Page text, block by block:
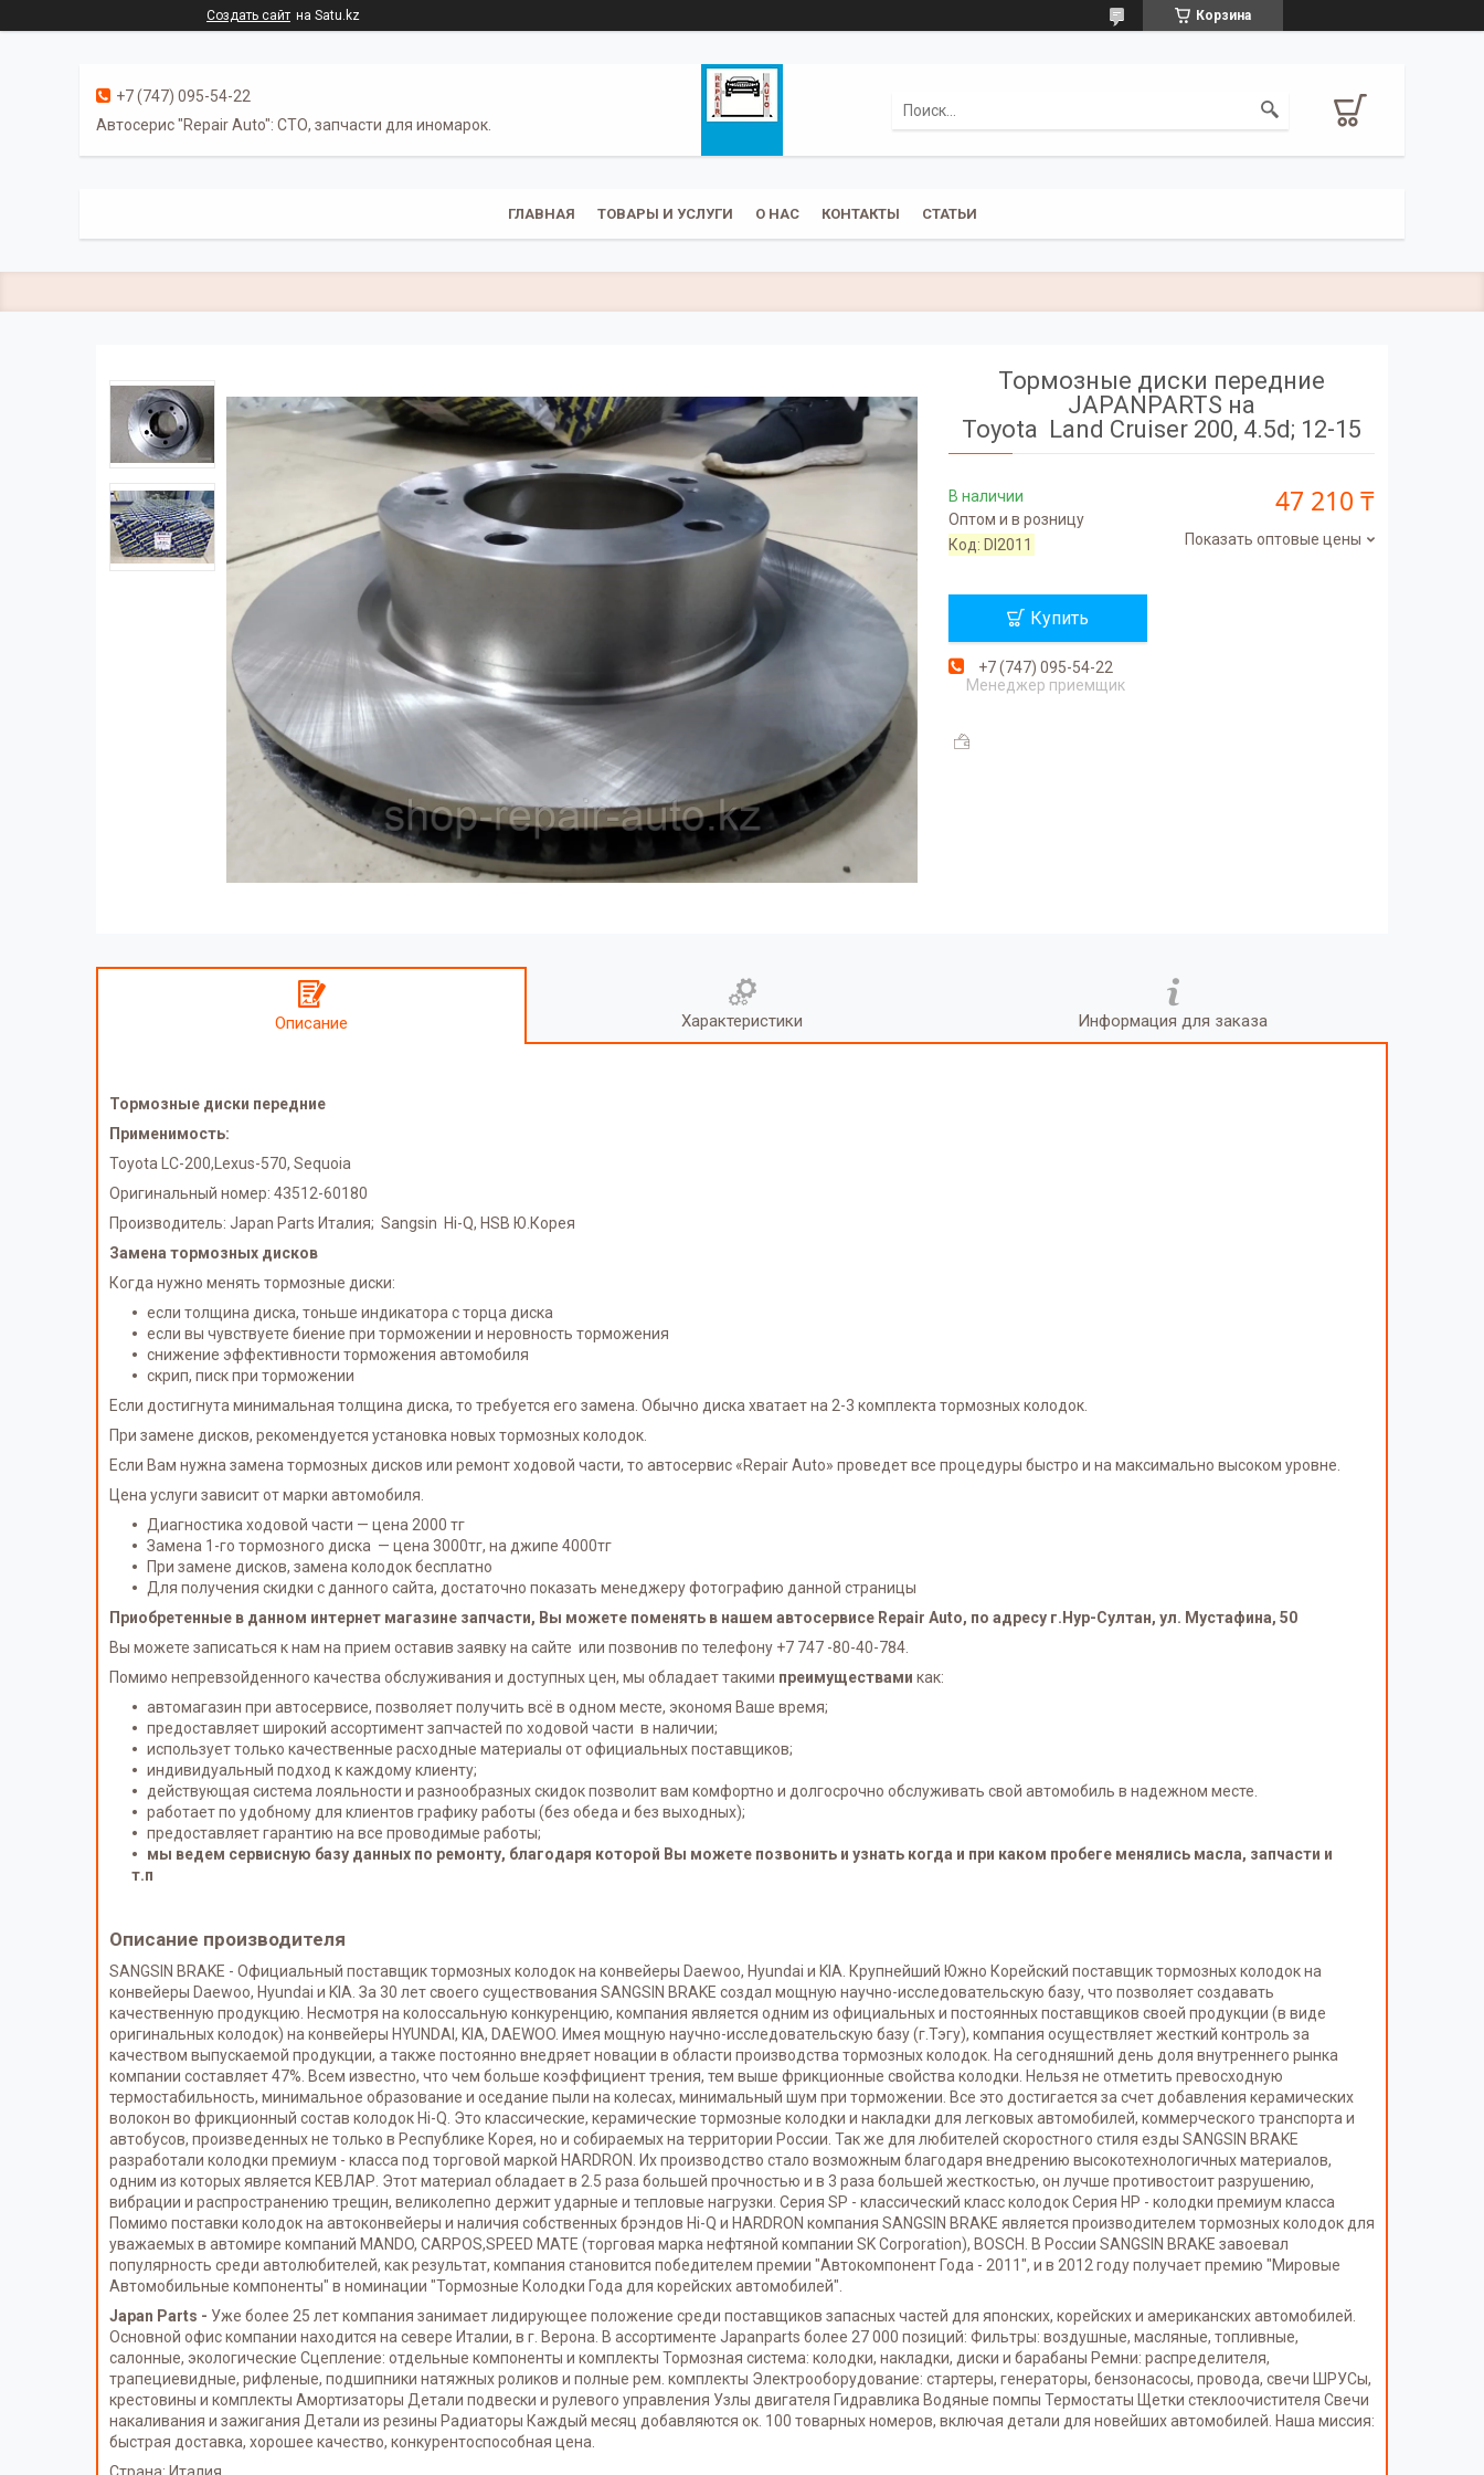
Создать сайт на Satu.kz Корзина
+7 (747) 095-54-22
Автосерис "Repair Auto": СТО, запчасти для иномарок.
ГЛАВНАЯ ТОВАРЫ И УСЛУГИ О НАС КОНТАКТЫ СТАТЬИ
Тормозные диски передние
JAPANPARTS на
Toyota Land Cruiser 200, 4.5d; 12-15
В наличии
Оптом и в розницу
Код: DI2011
47 210 ₸
Показать оптовые цены
Купить
+7 (747) 095-54-22
Менеджер приемщик
Описание Характеристики Информация для заказа
Тормозные диски передние
Применимость:
Toyota LC-200,Lexus-570, Sequoia
Оригинальный номер: 43512-60180
Производитель: Japan Parts Италия; Sangsin Hi-Q, HSB Ю.Корея
Замена тормозных дисков
Когда нужно менять тормозные диски:
если толщина диска, тоньше индикатора с торца диска
если вы чувствуете биение при торможении и неровность торможения
снижение эффективности торможения автомобиля
скрип, писк при торможении
Если достигнута минимальная толщина диска, то требуется его замена. Обычно диска хватает на 2-3 комплекта тормозных колодок.
При замене дисков, рекомендуется установка новых тормозных колодок.
Если Вам нужна замена тормозных дисков или ремонт ходовой части, то автосервис «Repair Auto» проведет все процедуры быстро и на максимально высоком уровне.
Цена услуги зависит от марки автомобиля.
Диагностика ходовой части — цена 2000 тг
Замена 1-го тормозного диска — цена 3000тг, на джипе 4000тг
При замене дисков, замена колодок бесплатно
Для получения скидки с данного сайта, достаточно показать менеджеру фотографию данной страницы
Приобретенные в данном интернет магазине запчасти, Вы можете поменять в нашем автосервисе Repair Auto, по адресу г.Нур-Султан, ул. Мустафина, 50
Вы можете записаться к нам на прием оставив заявку на сайте или позвонив по телефону +7 747 -80-40-784.
Помимо непревзойденного качества обслуживания и доступных цен, мы обладает такими преимуществами как:
автомагазин при автосервисе, позволяет получить всё в одном месте, экономя Ваше время;
предоставляет широкий ассортимент запчастей по ходовой части в наличии;
использует только качественные расходные материалы от официальных поставщиков;
индивидуальный подход к каждому клиенту;
действующая система лояльности и разнообразных скидок позволит вам комфортно и долгосрочно обслуживать свой автомобиль в надежном месте.
работает по удобному для клиентов графику работы (без обеда и без выходных);
предоставляет гарантию на все проводимые работы;
мы ведем сервисную базу данных по ремонту, благодаря которой Вы можете позвонить и узнать когда и при каком пробеге менялись масла, запчасти и
т.п
Описание производителя
SANGSIN BRAKE - Официальный поставщик тормозных колодок на конвейеры Daewoo, Hyundai и KIA. Крупнейший Южно Корейский поставщик тормозных колодок на
конвейеры Daewoo, Hyundai и KIA. За 30 лет своего существования SANGSIN BRAKE создал мощную научно-исследовательскую базу, что позволяет создавать
качественную продукцию. Несмотря на колоссальную конкуренцию, компания является одним из официальных и постоянных поставщиков своей продукции (в виде
оригинальных колодок) на конвейеры HYUNDAI, KIA, DAEWOO. Имея мощную научно-исследовательскую базу (г.Тэгу), компания осуществляет жесткий контроль за
качеством выпускаемой продукции, а также постоянно внедряет новации в области производства тормозных колодок. На сегодняшний день доля внутреннего рынка
компании составляет 47%. Всем известно, что чем больше коэффициент трения, тем выше фрикционные свойства колодки. Нельзя не отметить превосходную
термостабильность, минимальное образование и оседание пыли на колесах, минимальный шум при торможении. Все это достигается за счет добавления керамических
волокон во фрикционный состав колодок Hi-Q. Это классические, керамические тормозные колодки и накладки для легковых автомобилей, коммерческого транспорта и
автобусов, произведенных не только в Республике Корея, но и собираемых на территории России. Так же для любителей скоростного стиля езды SANGSIN BRAKE
разработали колодки премиум - класса под торговой маркой HАRDRON. Их производство стало возможным благодаря внедрению высокотехнологичных материалов,
одним из которых является КЕВЛАР. Этот материал обладает в 2.5 раза большей прочностью и в 3 раза большей жесткостью, он лучше противостоит разрушению,
вибрации и распространению трещин, великолепно держит ударные и тепловые нагрузки. Серия SP - классический класс колодок Серия HP - колодки премиум класса
Помимо поставки колодок на автоконвейеры и наличия собственных брэндов Hi-Q и HARDRON компания SANGSIN BRAKE является производителем тормозных колодок для
уважаемых в автомире компаний MANDO, CARPOS,SPEED MATE (торговая марка нефтяной компании SK Corporation), BOSCH. В России SANGSIN BRAKE завоевал
популярность среди автолюбителей, как результат, компания становится победителем премии "Автокомпонент Года - 2011", и в 2012 году получает премию "Мировые
Автомобильные компоненты" в номинации "Тормозные Колодки Года для корейских автомобилей".
Japan Parts - Уже более 25 лет компания занимает лидирующее положение среди поставщиков запасных частей для японских, корейских и американских автомобилей.
Основной офис компании находится на севере Италии, в г. Верона. В ассортименте Japanparts более 27 000 позиций: Фильтры: воздушные, масляные, топливные,
салонные, экологические Сцепление: отдельные компоненты и комплекты Тормозная система: колодки, накладки, диски и барабаны Ремни: распределителя,
трапециевидные, рифленые, подшипники натяжных роликов и полные рем. комплекты Электрооборудование: стартеры, генераторы, бензонасосы, провода, свечи ШРУСы,
крестовины и комплекты Амортизаторы Детали подвески и рулевого управления Узлы двигателя Гидравлика Водяные помпы Термостаты Щетки стеклоочистителя Свечи
накаливания и зажигания Детали из резины Радиаторы Каждый месяц добавляются ок. 100 товарных номеров, включая детали для новейших автомобилей. Наша миссия:
быстрая доставка, хорошее качество, конкурентоспособная цена.